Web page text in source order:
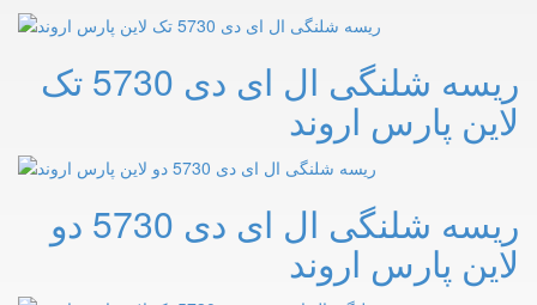
ریسه شلنگی ال ای دی 5730 تک
لاین پارس اروند
ریسه شلنگی ال ای دی 5730 دو
لاین پارس اروند